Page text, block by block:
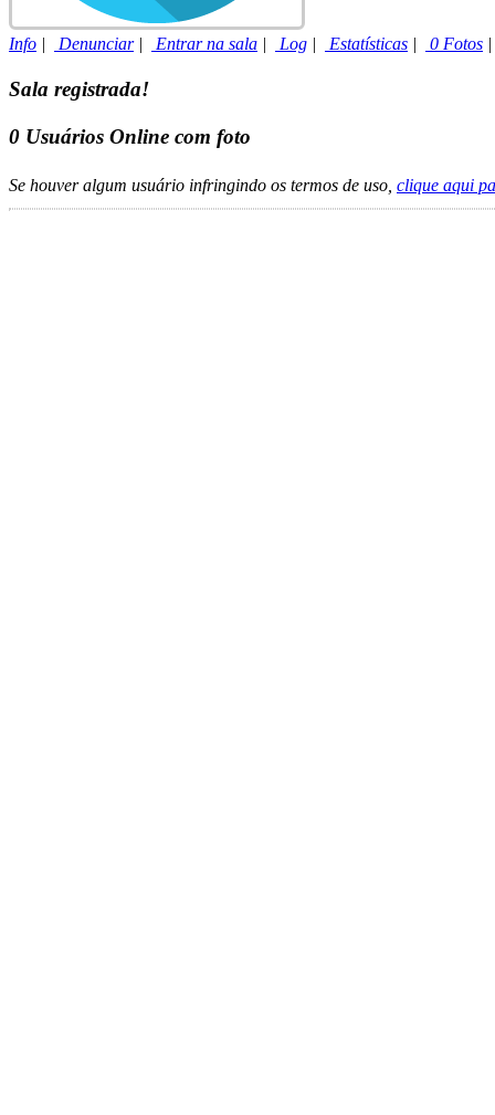
Info | Denunciar| Entrar na sala | Log | Estatísticas | 0 Fotos
Sala registrada!
0 Usuários Online com foto
Se houver algum usuário infringindo os termos de uso, clique aqui